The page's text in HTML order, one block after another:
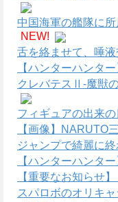
中国海軍の艦隊に
NEW!
舌を絡ませて、唾
【ハンターハンタ
クレバテスⅡ-魔獣
フィギュアの出来
【画像】NARUTO
ジャンプで綺麗に
【ハンターハンタ
【重要なお知らせ
スパロボのオリキ